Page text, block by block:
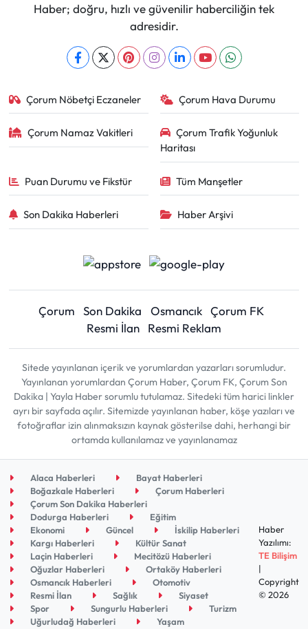
Haber; doğru, hızlı ve güvenilir haberciliğin tek
adresidir.
Çorum Nöbetçi Eczaneler Çorum Hava Durumu
Çorum Namaz Vakitleri
Çorum Trafik Yoğunluk
Haritası
Puan Durumu ve Fikstür Tüm Manşetler
Son Dakika Haberleri Haber Arşivi
Çorum Son Dakika Osmancık Çorum FK
Resmi İlan
Resmi Reklam
Sitede yayınlanan içerik ve yorumlardan yazarları sorumludur.
Yayınlanan yorumlardan Çorum Haber, Çorum FK, Çorum Son
Dakika | Yayla Haber sorumlu tutulamaz. Sitedeki tüm harici linkler
ayrı bir sayfada açılır. Sitemizde yayınlanan haber, köşe yazıları ve
fotoğraflar izin alınmaksızın kaynak gösterilse dahi, herhangi bir
ortamda kullanılamaz ve yayınlanamaz
Alaca Haberleri
Bayat Haberleri
Boğazkale Haberleri
Çorum Haberleri
Çorum Son Dakika Haberleri
Dodurga Haberleri
Eğitim
Ekonomi
Güncel
İskilip Haberleri
Kargı Haberleri
Kültür Sanat
Laçin Haberleri
Mecitözü Haberleri
Oğuzlar Haberleri
Ortaköy Haberleri
Osmancık Haberleri
Otomotiv
Resmi İlan
Sağlık
Siyaset
Spor
Sungurlu Haberleri
Turizm
Uğurludağ Haberleri
Yaşam
Haber
Yazılımı:
TE Bilişim
|
Copyright
© 2026